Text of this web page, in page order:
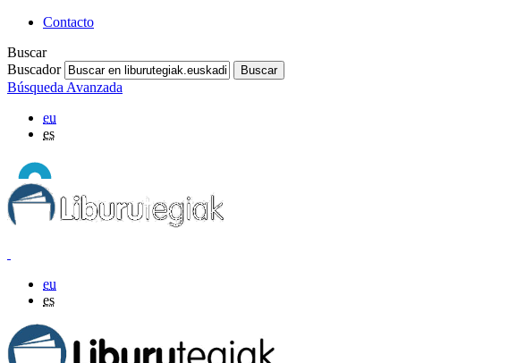
Contacto
Buscar
Buscador
Búsqueda Avanzada
eu
es
eu
es